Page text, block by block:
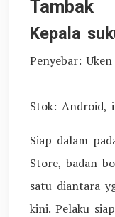
Tambak
Kepala
Penyebar: Uken
Stok: Android,
Siap dalam
Store, badan
satu diantara
kini. Pelaku